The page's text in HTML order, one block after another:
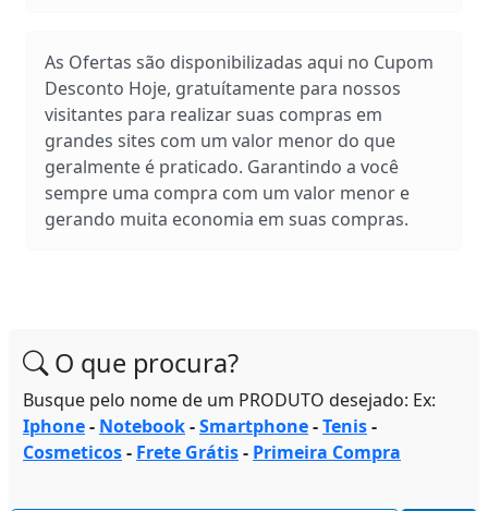
As Ofertas são disponibilizadas aqui no Cupom
Desconto Hoje, gratuítamente para nossos
visitantes para realizar suas compras em
grandes sites com um valor menor do que
geralmente é praticado. Garantindo a você
sempre uma compra com um valor menor e
gerando muita economia em suas compras.
O que procura?
Busque pelo nome de um PRODUTO desejado: Ex:
Iphone- Notebook-Smartphone-Tenis-
Cosmeticos- Frete Grátis- Primeira Compra